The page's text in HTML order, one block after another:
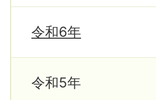
令和6年
令和5年